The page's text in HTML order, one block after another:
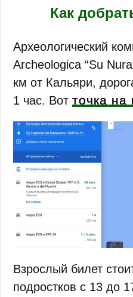
Как
Археологический
Archeologica “Su
км от Кальяри,
1 час. Вотточка на
Взрослый билет
подростков с 13 до